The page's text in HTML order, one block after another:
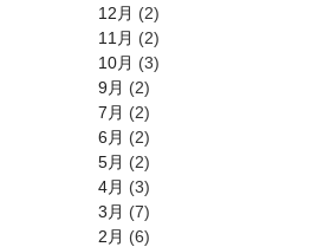
12月 (2)
11月 (2)
10月 (3)
9月 (2)
7月 (2)
6月 (2)
5月 (2)
4月 (3)
3月 (7)
2月 (6)